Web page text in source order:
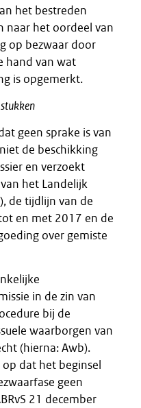
het bestreden
naar het oordeel van
op bezwaar door
hand van wat
is opgemerkt.
stukken
geen sprake is van
de beschikking
en verzoekt
het Landelijk
de tijdlijn van de
en met 2017 en de
over gemiste
in de zin van
bij de
waarborgen van
(hierna: Awb).
dat het beginsel
geen
21 december